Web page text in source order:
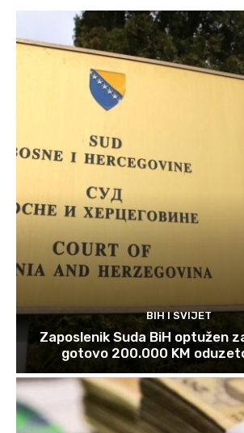
BIH I SVIJET
Zaposlenik Suda BiH optužen
gotovo 200.000 KM